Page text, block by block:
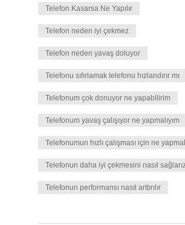
Telefon Kasarsa Ne Yapılır
Telefon neden iyi çekmez
Telefon neden yavaş doluyor
Telefonu sıfırlamak telefonu hızlandırır mı
Telefonum çok donuyor ne yapabilirim
Telefonum yavaş çalışıyor ne yapmalıyım
Telefonumun hızlı çalışması için ne
Telefonun daha iyi çekmesini nasıl
Telefonun performansı nasıl arttırılır